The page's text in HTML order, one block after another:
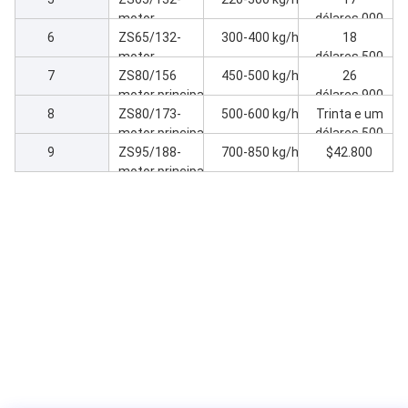
Máquina de
extrusão
motor
principal37kw
Máquina de
extrusão
dólares.000
6
ZS65/132-
motor
principal45kw
Máquina de
extrusão
300-400 kg/h
18
dólares.500
7
ZS80/156
motor principal
55kw máquina
de extrusão
450-500 kg/h
26
dólares.900
8
ZS80/173-
motor principal
75 kW Máquina
de extrusão
500-600 kg/h
Trinta e um
dólares.500
9
ZS95/188-
motor principal
700-850 kg/h $42.800